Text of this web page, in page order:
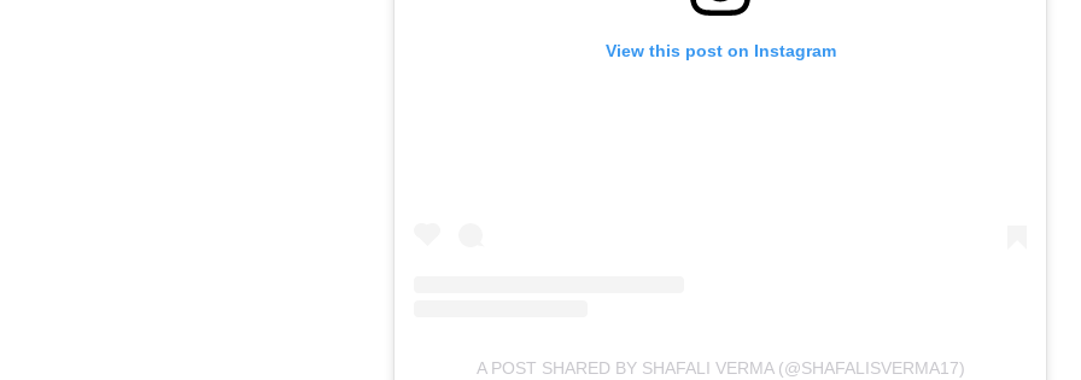
View this post on Instagram
A POST SHARED BY SHAFALI VERMA (@SHAFALISVERMA17)